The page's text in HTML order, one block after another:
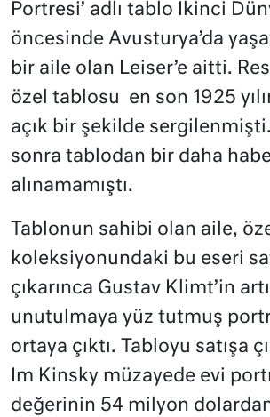
Portresi’ adlı tablo İkinci
öncesinde Avusturya’da
bir aile olan Leiser’e aitti.
özel tablosu en son 1925
açık bir şekilde
sonra tablodan bir daha
alınamamıştı.
Tablonun sahibi olan aile,
koleksiyonundaki bu eseri
çıkarınca Gustav Klimt’in
unutulmaya yüz tutmuş
ortaya çıktı. Tabloyu satışa
Im Kinsky müzayede evi
değerinin 54 milyon